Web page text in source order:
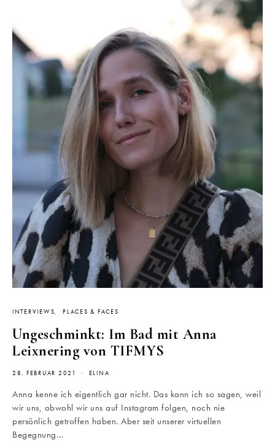
INTERVIEWS PLACES & FACES
Ungeschminkt: Im Bad mit Anna
Leixnering von TIFMYS
28. FEBRUAR 2021 ELINA
Anna kenne ich eigentlich gar nicht. Das kann ich so sagen, weil
wir uns, obwohl wir uns auf Instagram folgen, noch nie
persönlich getroffen haben. Aber seit unserer virtuellen
Begegnung…